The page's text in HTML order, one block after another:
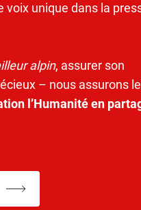
voix unique dans la
alpin, assurer son
– nous assurons
l’Humanité en